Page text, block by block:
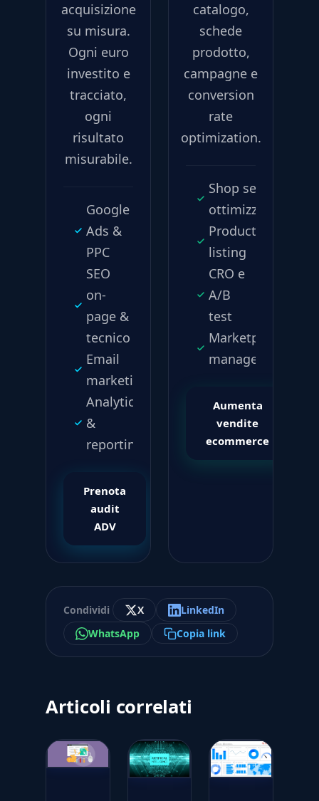
acquisizione
su misura.
Ogni euro
investito e
tracciato,
ogni
risultato
misurabile.
Google
Ads &
PPC
SEO
on-
page &
tecnico
Email
marketing
Analytics
&
reporting
Prenota
audit
ADV
catalogo,
schede
prodotto,
campagne e
conversion
rate
optimization.
Shop setup e
ottimizzazione
Product
listing
CRO e
A/B
test
Marketplace
management
Aumenta
vendite
ecommerce
Condividi X
LinkedIn
WhatsApp
Copia link
Articoli correlati